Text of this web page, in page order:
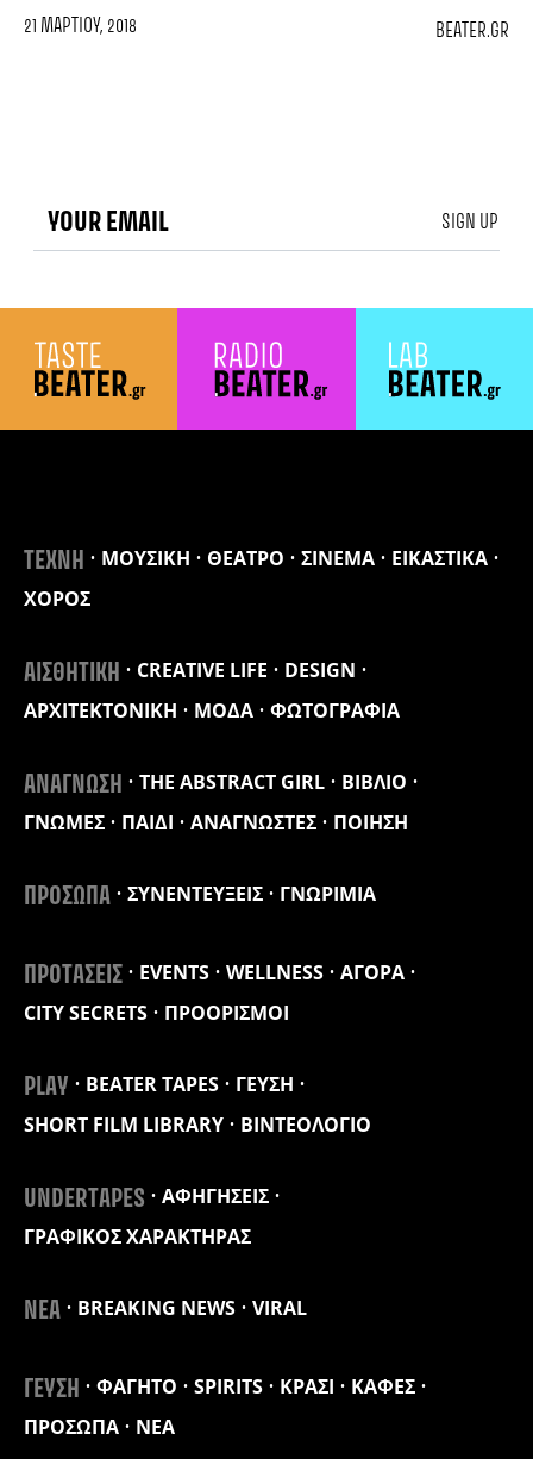
21 ΜΑΡΤΊΟΥ, 2018 BEATER.GR
ΤΕΧΝΗ ΜΟΥΣΙΚΗ ΘΕΑΤΡΟ ΣΙΝΕΜΑ
ΕΙΚΑΣΤΙΚΑ
ΧΟΡΟΣ
ΑΙΣΘΗΤΙΚΗ CREATIVE LIFE
DESIGN
ΑΡΧΙΤΕΚΤΟΝΙΚΗ
ΜΟΔΑ ΦΩΤΟΓΡΑΦΙΑ
ΑΝΑΓΝΩΣΗ THE ABSTRACT GIRL
ΒΙΒΛΙΟ
ΓΝΩΜΕΣ
ΠΑΙΔΙ ΑΝΑΓΝΩΣΤΕΣ ΠΟΙΗΣΗ
ΠΡΟΣΩΠΑ ΣΥΝΕΝΤΕΥΞΕΙΣ ΓΝΩΡΙΜΙΑ
ΠΡΟΤΑΣΕΙΣ EVENTS WELLNESS
ΑΓΟΡΑ
CITY SECRETS
ΠΡΟΟΡΙΣΜΟΙ
PLAY BEATER TAPES
ΓΕΥΣΗ
SHORT FILM LIBRARY
ΒΙΝΤΕΟΛΟΓΙΟ
UNDERTAPES
ΑΦΗΓΗΣΕΙΣ
ΓΡΑΦΙΚΟΣ ΧΑΡΑΚΤΗΡΑΣ
ΝΕΑ BREAKING NEWS VIRAL
ΓΕΥΣΗ ΦΑΓΗΤΟ SPIRITS ΚΡΑΣΙ
ΚΑΦΕΣ
ΠΡΟΣΩΠΑ
ΝΕΑ
SIGN UP